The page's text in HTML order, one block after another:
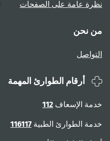
نظرة عامة على الصفحات
من نحن
التواصل
أرقام الطوارئ المهمة
خدمة الإسعاف 112
خدمة الطوارئ الطبية116117